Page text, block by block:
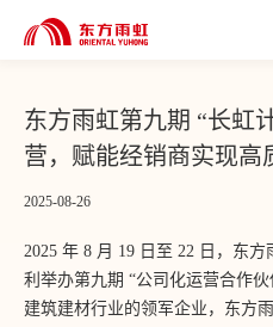
东方雨虹第九期 “长虹
营，赋能经销商实现高
2025-08-26
2025 年 8 月 19 日至 22 日，东
利举办第九期 “公司化运营合作
建筑建材行业的领军企业，东方